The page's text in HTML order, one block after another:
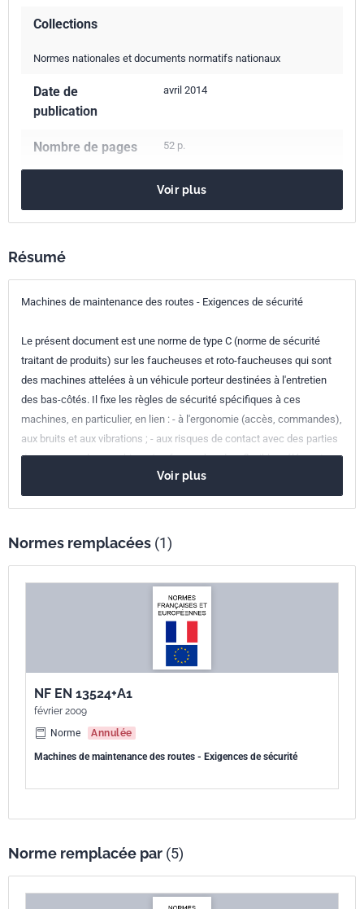
Collections
Normes nationales et documents normatifs nationaux
Date de
publication
avril 2014
Nombre de pages 52 p.
Codes ICS
Indice de
classement
Parenté
européenne
EN 13524+A2:2014
Voir plus
Résumé
Machines de maintenance des routes - Exigences de sécurité
Le présent document est une norme de type C (norme de sécurité
traitant de produits) sur les faucheuses et roto-faucheuses qui sont
des machines attelées à un véhicule porteur destinées à l'entretien
des bas-côtés. Il fixe les règles de sécurité spécifiques à ces
machines, en particulier, en lien : - à l'ergonomie (accès, commandes),
aux bruits et aux vibrations ; - aux risques de contact avec des parties
dangereuses des machines (surfaces chaudes, flexibles, éléments
mobiles de transmission, projection d'objets présents sur la surface à
entretenir ou parties d'outils endommagés ) ; - à l'attelage, dételage,
également, à destination des utilisateurs, les informations minimales
conformité à la Directive "Machines" 2006/42/CE.
Voir plus
Normes remplacées (1)
NF EN 13524+A1
février 2009
Norme
Annulée
Machines de maintenance des routes - Exigences de sécurité
Norme remplacée par (5)